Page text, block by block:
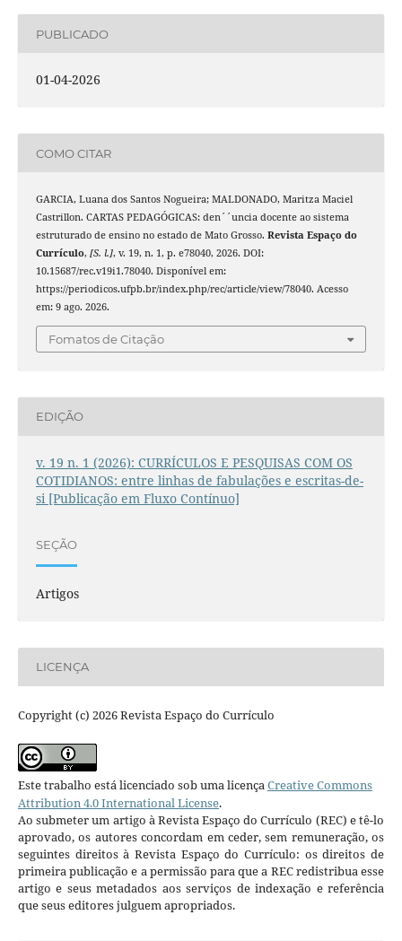
PUBLICADO
01-04-2026
COMO CITAR
GARCIA, Luana dos Santos Nogueira; MALDONADO, Maritza Maciel
Castrillon. CARTAS PEDAGÓGICAS: den´´uncia docente ao sistema
estruturado de ensino no estado de Mato Grosso. Revista Espaço do
Currículo, [S. l.], v. 19, n. 1, p. e78040, 2026. DOI:
10.15687/rec.v19i1.78040. Disponível em:
https://periodicos.ufpb.br/index.php/rec/article/view/78040. Acesso
em: 9 ago. 2026.
Fomatos de Citação
EDIÇÃO
v. 19 n. 1 (2026): CURRÍCULOS E PESQUISAS COM OS
COTIDIANOS: entre linhas de fabulações e escritas-de-
si [Publicação em Fluxo Contínuo]
SEÇÃO
Artigos
LICENÇA
Copyright (c) 2026 Revista Espaço do Currículo
Este trabalho está licenciado sob uma licençaCreative Commons
Attribution 4.0 International License.
Ao submeter um artigo à Revista Espaço do Currículo (REC) e tê-lo
aprovado, os autores concordam em ceder, sem remuneração, os
seguintes direitos à Revista Espaço do Currículo: os direitos de
primeira publicação e a permissão para que a REC redistribua esse
artigo e seus metadados aos serviços de indexação e referência
que seus editores julguem apropriados.